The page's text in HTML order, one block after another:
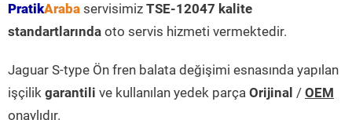
PratikAraba servisimiz TSE-12047 kalite
standartlarında oto servis hizmeti vermektedir.
Jaguar S-type Ön fren balata değişimi esnasında yapılan
işçilik garantili ve kullanılan yedek parça Orijinal / OEM
onaylıdır.